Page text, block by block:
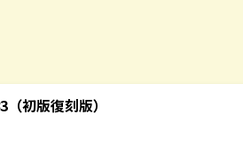
初版復刻版）